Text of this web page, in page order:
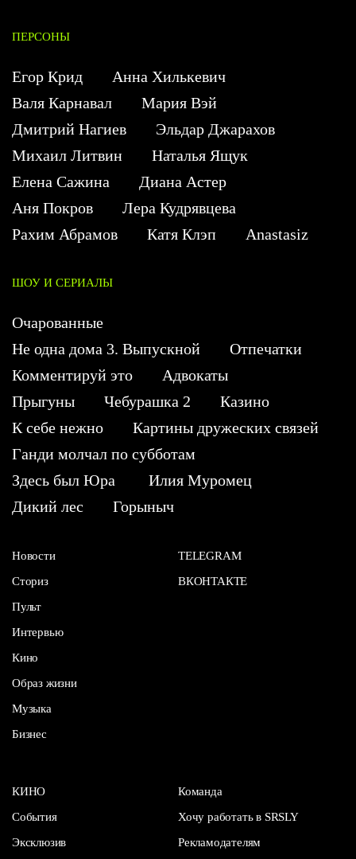
ПЕРСОНЫ
Егор Крид
Анна Хилькевич
Валя Карнавал
Мария Вэй
Дмитрий Нагиев
Эльдар Джарахов
Михаил Литвин
Наталья Ящук
Елена Сажина
Диана Астер
Аня Покров
Лера Кудрявцева
Рахим Абрамов
Катя Клэп Anastasiz
ШОУ И СЕРИАЛЫ
Очарованные
Не одна дома 3. Выпускной
Отпечатки
Комментируй это
Адвокаты
Прыгуны
Чебурашка 2
Казино
К себе нежно
Картины дружеских связей
Ганди молчал по субботам
Здесь был Юра
Илия Муромец
Дикий лес
Горыныч
Новости
Сториз
Пульт
Интервью
Кино
Образ жизни
Музыка
Бизнес
TELEGRAM
ВКОНТАКТЕ
КИНО
События
Эксклюзив
Команда
Хочу работать в SRSLY
Рекламодателям